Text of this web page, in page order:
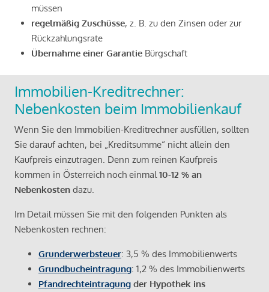
müssen
regelmäßig Zuschüsse, z. B. zu den Zinsen oder zur
Rückzahlungsrate
Übernahme einer Garantie Bürgschaft
Immobilien-Kreditrechner:
Nebenkosten beim Immobilienkauf
Wenn Sie den Immobilien-Kreditrechner ausfüllen, sollten
Sie darauf achten, bei „Kreditsumme“ nicht allein den
Kaufpreis einzutragen. Denn zum reinen Kaufpreis
kommen in Österreich noch einmal10-12 % an
Nebenkosten dazu.
Im Detail müssen Sie mit den folgenden Punkten als
Nebenkosten rechnen:
Grunderwerbsteuer: 3,5 % des Immobilienwerts
Grundbucheintragung: 1,2 % des Immobilienwerts
Pfandrechteintragung der Hypothek ins